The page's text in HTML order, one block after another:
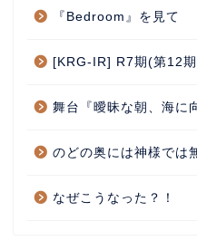
『Bedroom』を見て
[KRG-IR] R7期(第12
舞台『曖昧な朝、海に
のどの奥には神様では
なぜこうなった？！